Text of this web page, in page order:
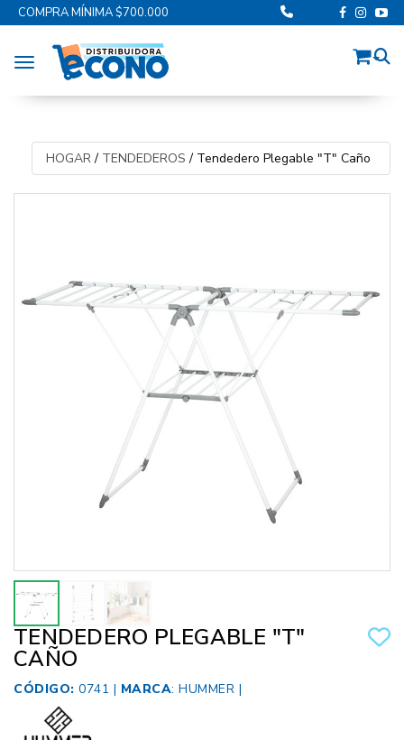
COMPRA MÍNIMA $700.000
Toggle navigation
HOGAR/ TENDEDEROS / Tendedero Plegable "T" Caño
TENDEDERO PLEGABLE "T"
CAÑO
CÓDIGO: 0741 | MARCA: HUMMER |